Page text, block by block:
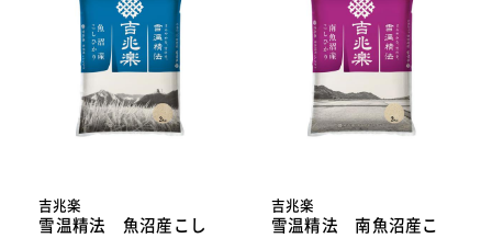
吉兆楽
雪温精法 魚沼産こし
吉兆楽
雪温精法 南魚沼産こ